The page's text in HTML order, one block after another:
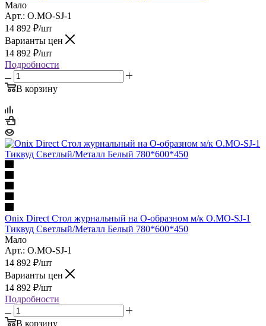
Мало
Арт.: O.MO-SJ-1
14 892 ₽/шт
Варианты цен
14 892 ₽/шт
Подробности
В корзину
Onix Direct Стол журнальный на О-образном м/к O.MO-SJ-1
Тиквуд Светлый/Металл Белый 780*600*450
Мало
Арт.: O.MO-SJ-1
14 892 ₽/шт
Варианты цен
14 892 ₽/шт
Подробности
В корзину